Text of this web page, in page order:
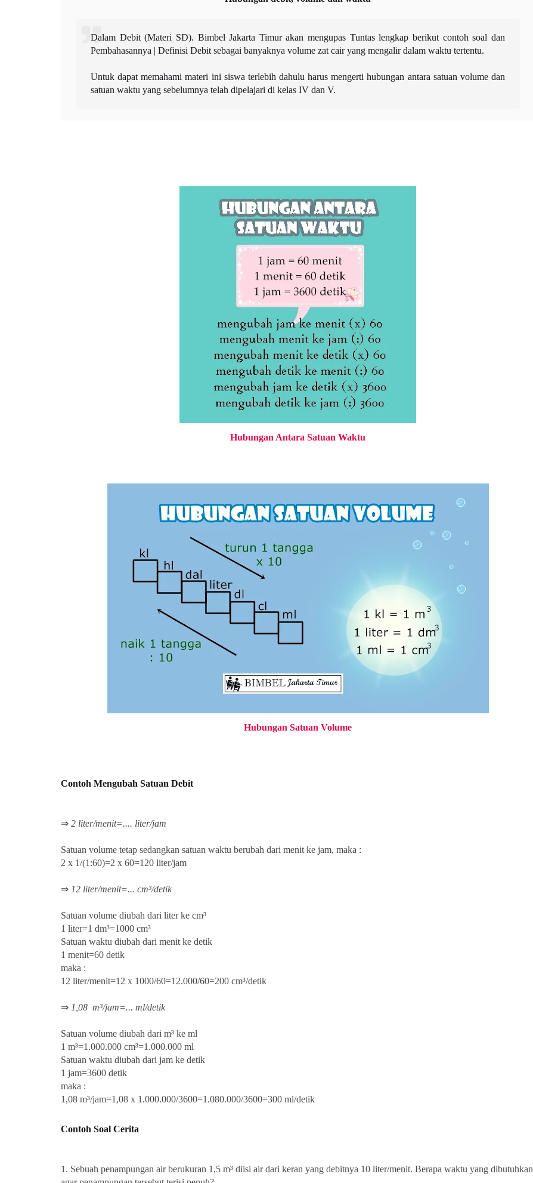
Dalam Debit (Materi SD). Bimbel Jakarta Timur akan mengupas Tuntas lengkap berikut contoh soal dan
Pembahasannya | Definisi Debit sebagai banyaknya volume zat cair yang mengalir dalam waktu tertentu.
Untuk dapat memahami materi ini siswa terlebih dahulu harus mengerti hubungan antara satuan volume dan
satuan waktu yang sebelumnya telah dipelajari di kelas IV dan V.
Hubungan Antara Satuan Waktu
Hubungan Satuan Volume
Contoh Mengubah Satuan Debit
⇒ 2 liter/menit=.... liter/jam
Satuan volume tetap sedangkan satuan waktu berubah dari menit ke jam, maka :
2 x 1/(1:60)=2 x 60=120 liter/jam
⇒ 12 liter/menit=... cm³/detik
Satuan volume diubah dari liter ke cm³
1 liter=1 dm³=1000 cm³
Satuan waktu diubah dari menit ke detik
1 menit=60 detik
maka :
12 liter/menit=12 x 1000/60=12.000/60=200 cm³/detik
⇒ 1,08 m³/jam=... ml/detik
Satuan volume diubah dari m³ ke ml
1 m³=1.000.000 cm³=1.000.000 ml
Satuan waktu diubah dari jam ke detik
1 jam=3600 detik
maka :
1,08 m³/jam=1,08 x 1.000.000/3600=1.080.000/3600=300 ml/detik
Contoh Soal Cerita
1. Sebuah penampungan air berukuran 1,5 m³ diisi air dari keran yang debitnya 10 liter/menit. Berapa waktu yang dibutuhkan